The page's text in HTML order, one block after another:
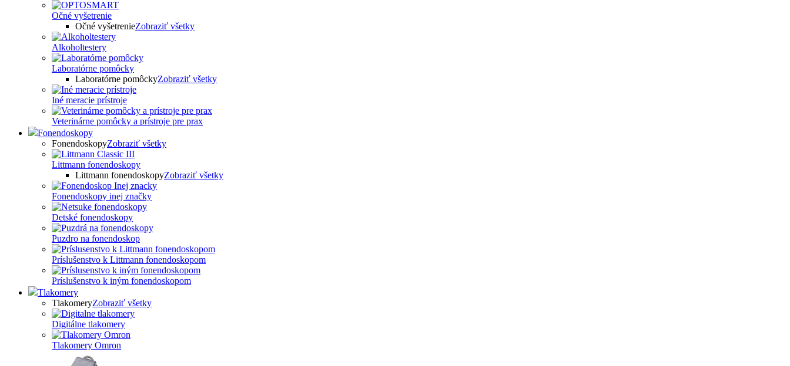
Očné vyšetrenie
Očné vyšetrenieZobraziť všetky
Alkoholtestery
Laboratórne pomôcky
Laboratórne pomôckyZobraziť všetky
Iné meracie prístroje
Veterinárne pomôcky a prístroje pre prax
Fonendoskopy
FonendoskopyZobraziť všetky
Littmann fonendoskopy
Littmann fonendoskopyZobraziť všetky
Fonendoskopy inej značky
Detské fonendoskopy
Puzdro na fonendoskop
Príslušenstvo k Littmann fonendoskopom
Príslušenstvo k iným fonendoskopom
Tlakomery
TlakomeryZobraziť všetky
Digitálne tlakomery
Tlakomery Omron